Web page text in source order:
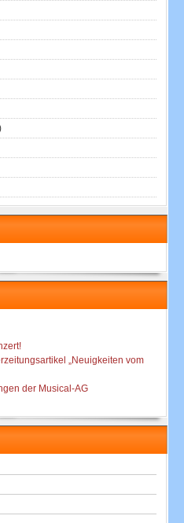
„Neuigkeiten vom
der Musical-AG